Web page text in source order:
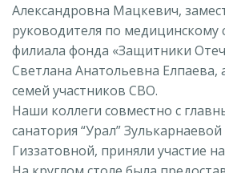
Александровна Мацкевич,
руководителя по
филиала фонда «Защитники
Светлана Анатольевна Елпаева,
семей участников СВО.
Наши коллеги совместно с
санатория “Урал”
Гиззатовной, приняли участие